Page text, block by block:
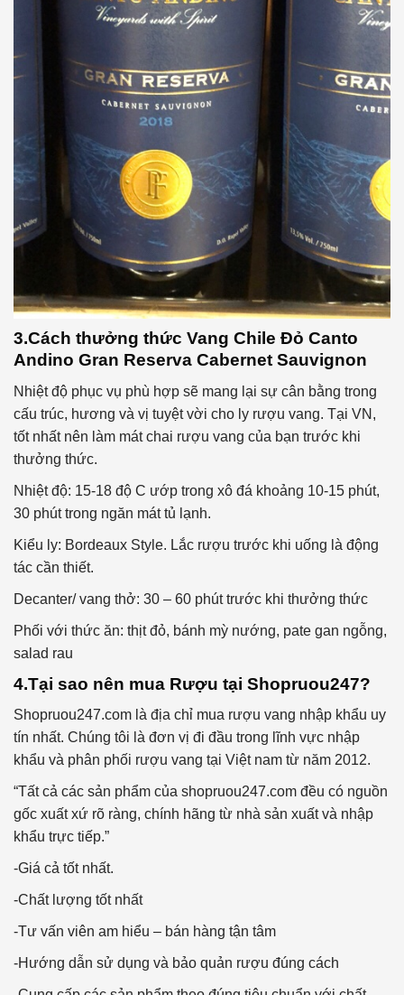
3.Cách thưởng thức Vang Chile Đỏ Canto
Andino Gran Reserva Cabernet Sauvignon
Nhiệt độ phục vụ phù hợp sẽ mang lại sự cân bằng trong
cấu trúc, hương và vị tuyệt vời cho ly rượu vang. Tại VN,
tốt nhất nên làm mát chai rượu vang của bạn trước khi
thưởng thức.
Nhiệt độ: 15-18 độ C ướp trong xô đá khoảng 10-15 phút,
30 phút trong ngăn mát tủ lạnh.
Kiểu ly: Bordeaux Style. Lắc rượu trước khi uống là động
tác cần thiết.
Decanter/ vang thở: 30 – 60 phút trước khi thưởng thức
Phối với thức ăn: thịt đỏ, bánh mỳ nướng, pate gan ngỗng,
salad rau
4.Tại sao nên mua Rượu tại Shopruou247?
Shopruou247.com là địa chỉ mua rượu vang nhập khẩu uy
tín nhất. Chúng tôi là đơn vị đi đầu trong lĩnh vực nhập
khẩu và phân phối rượu vang tại Việt nam từ năm 2012.
“Tất cả các sản phẩm của shopruou247.com đều có nguồn
gốc xuất xứ rõ ràng, chính hãng từ nhà sản xuất và nhập
khẩu trực tiếp.”
-Giá cả tốt nhất.
-Chất lượng tốt nhất
-Tư vấn viên am hiểu – bán hàng tận tâm
-Hướng dẫn sử dụng và bảo quản rượu đúng cách